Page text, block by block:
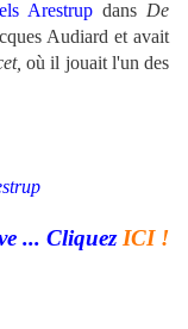
Arestrup dans De
Audiard et avait
où il jouait l'un des
... Cliquez ICI !